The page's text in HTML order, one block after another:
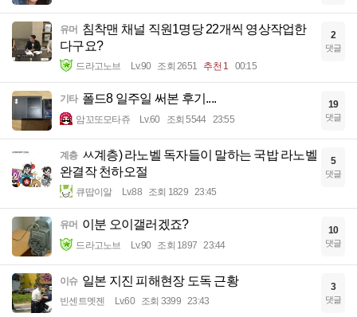
유머 침착맨 채널 직원1명당 22개씩 영상작업한
다구요?
드라고노브 Lv.90 조회 2651 추천 1 00:15
2
댓글
기타 폴드8 일주일 써본 후기....
암꼬또모타쥬 Lv.60 조회 5544 23:55
19
댓글
계층 ㅆ계층) 라노벨 독자들이 말하는 국밥 라노벨
완결작 천하오절
큐땁이알 Lv.88 조회 1829 23:45
5
댓글
유머 이분 오이갤러겠죠?
드라고노브 Lv.90 조회 1897 23:44
10
댓글
이슈 일본 지진 피해현장 도독 근황
빈센트멧젠 Lv.60 조회 3399 23:43
3
댓글